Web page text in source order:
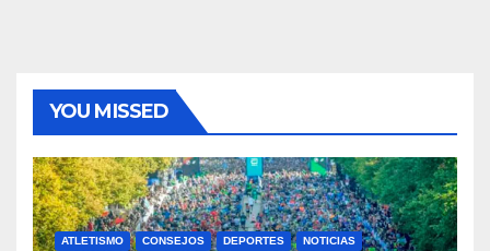
YOU MISSED
ATLETISMO CONSEJOS DEPORTES NOTICIAS